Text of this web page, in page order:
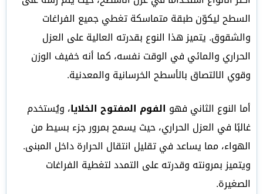
السطح ليكوّن طبقة متماسكة تغطي جميع الفراغات
والشقوق. يتميز هذا النوع بقدرته العالية على العزل
الحراري والمائي في الوقت نفسه، كما أنه خفيف الوزن
وقوي الالتصاق بالأسطح الخرسانية والمعدنية.
أما النوع الثاني فهو الفوم المفتوح الخلايا، ويُستخدم
غالبًا في العزل الحراري، حيث يسمح بمرور جزء بسيط من
الهواء، مما يساعد في تقليل انتقال الحرارة داخل المبنى.
ويتميز بمرونته وقدرته على التمدد لتغطية الفراغات
الصغيرة.